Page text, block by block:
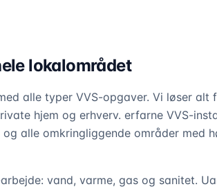
lokalområdet
alle typer VVS-opgaver. Vi løser alt
hjem og erhverv. erfarne VVS-
alle omkringliggende områder med
vand, varme, gas og sanitet.